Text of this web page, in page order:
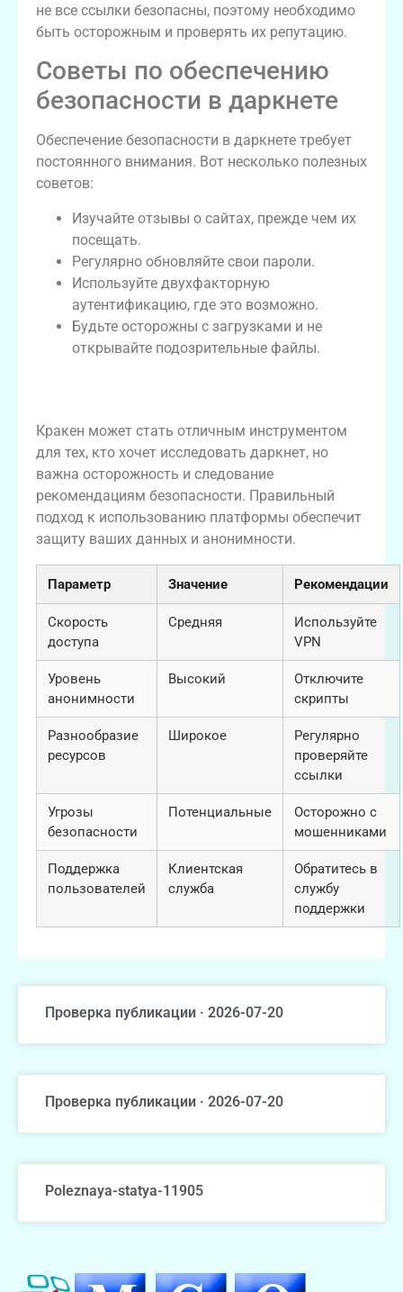
не все ссылки безопасны, поэтому необходимо
быть осторожным и проверять их репутацию.
Советы по обеспечению
безопасности в даркнете
Обеспечение безопасности в даркнете требует
постоянного внимания. Вот несколько полезных
советов:
Изучайте отзывы о сайтах, прежде чем их
посещать.
Регулярно обновляйте свои пароли.
Используйте двухфакторную
аутентификацию, где это возможно.
Будьте осторожны с загрузками и не
открывайте подозрительные файлы.
Кракен может стать отличным инструментом
для тех, кто хочет исследовать даркнет, но
важна осторожность и следование
рекомендациям безопасности. Правильный
подход к использованию платформы обеспечит
защиту ваших данных и анонимности.
Параметр Значение Рекомендации
Скорость
доступа
Средняя
Используйте
VPN
Уровень
анонимности
Высокий
Отключите
скрипты
Разнообразие
ресурсов
Широкое
Регулярно
проверяйте
ссылки
Угрозы
безопасности
Потенциальные
Осторожно с
мошенниками
Поддержка
пользователей
Клиентская
служба
Обратитесь в
службу
поддержки
Проверка публикации · 2026-07-20
Проверка публикации · 2026-07-20
Poleznaya-statya-11905